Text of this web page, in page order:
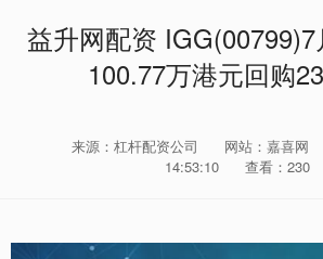
益升网配资
100.77万港元回购
来源：杠杆配资公司 网站：嘉喜网
14:53:10
查看：230